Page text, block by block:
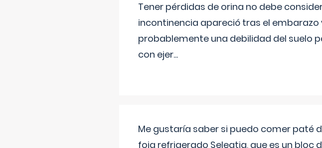
Tener pérdidas de orina no debe
incontinencia apareció tras el
probablemente una debilidad del suelo
con ejer...
Me gustaría saber si puedo comer paté
foia refrigerado Seleqtia, que es un bloc